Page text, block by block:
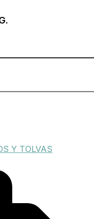
Y TOLVAS